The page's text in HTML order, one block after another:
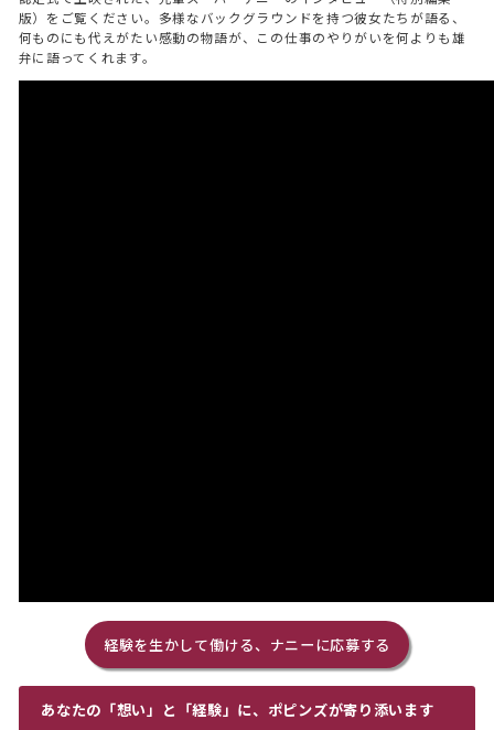
版）をご覧ください。多様なバックグラウンドを持つ彼女たちが語る、
何ものにも代えがたい感動の物語が、この仕事のやりがいを何よりも雄
弁に語ってくれます。
経験を生かして働ける、ナニーに応募する
あなたの「想い」と「経験」に、ポピンズが寄り添います